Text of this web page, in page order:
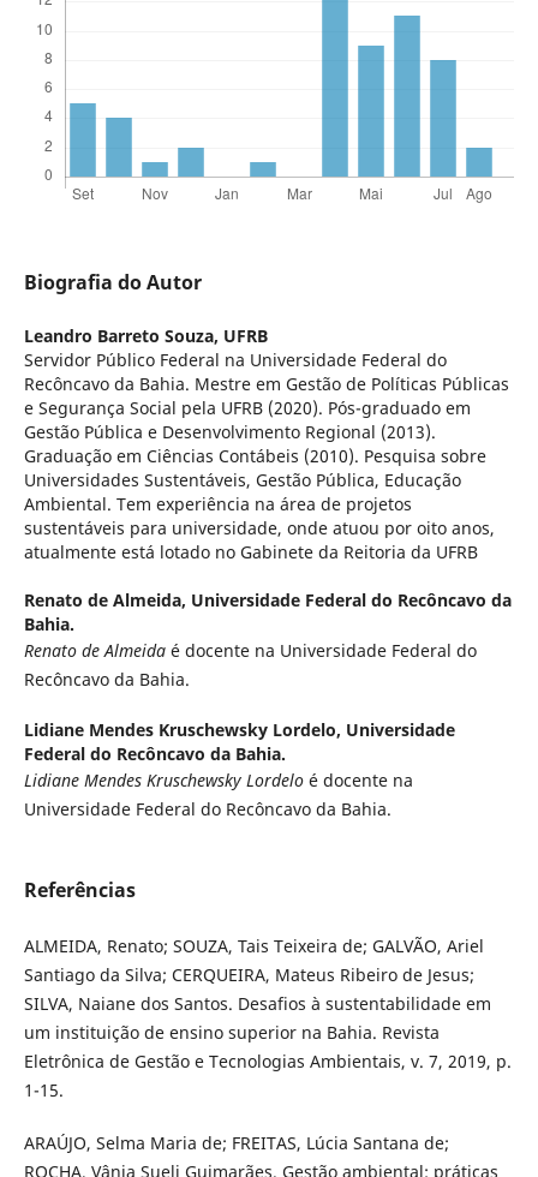
Biografia do Autor
Leandro Barreto Souza, UFRB
Servidor Público Federal na Universidade Federal do
Recôncavo da Bahia. Mestre em Gestão de Políticas Públicas
e Segurança Social pela UFRB (2020). Pós-graduado em
Gestão Pública e Desenvolvimento Regional (2013).
Graduação em Ciências Contábeis (2010). Pesquisa sobre
Universidades Sustentáveis, Gestão Pública, Educação
Ambiental. Tem experiência na área de projetos
sustentáveis para universidade, onde atuou por oito anos,
atualmente está lotado no Gabinete da Reitoria da UFRB
Renato de Almeida, Universidade Federal do Recôncavo da
Bahia.
Renato de Almeida é docente na Universidade Federal do
Recôncavo da Bahia.
Lidiane Mendes Kruschewsky Lordelo, Universidade
Federal do Recôncavo da Bahia.
Lidiane Mendes Kruschewsky Lordeloé docente na
Universidade Federal do Recôncavo da Bahia.
Referências
ALMEIDA, Renato; SOUZA, Tais Teixeira de; GALVÃO, Ariel
Santiago da Silva; CERQUEIRA, Mateus Ribeiro de Jesus;
SILVA, Naiane dos Santos. Desafios à sustentabilidade em
um instituição de ensino superior na Bahia. Revista
Eletrônica de Gestão e Tecnologias Ambientais, v. 7, 2019, p.
1-15.
ARAÚJO, Selma Maria de; FREITAS, Lúcia Santana de;
ROCHA, Vânia Sueli Guimarães. Gestão ambiental: práticas